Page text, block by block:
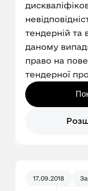
тендерній та
даному
право на
тендерної
17.09.2018